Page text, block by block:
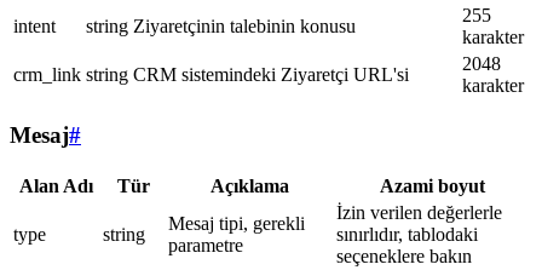
intent
string Ziyaretçinin talebinin konusu
255
karakter
crm_link string CRM sistemindeki Ziyaretçi URL'si
2048
karakter
Mesaj#
Alan Adı Tür Açıklama Azami boyut
type string
Mesaj tipi, gerekli
parametre
İzin verilen değerlerle
sınırlıdır, tablodaki
seçeneklere bakın